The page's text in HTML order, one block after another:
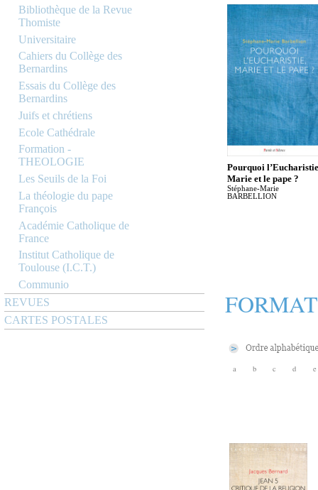
Bibliothèque de la Revue
Thomiste
Universitaire
Cahiers du Collège des
Bernardins
Essais du Collège des
Bernardins
Juifs et chrétiens
Ecole Cathédrale
Formation -
THEOLOGIE
Les Seuils de la Foi
La théologie du pape
François
Académie Catholique de
France
Institut Catholique de
Toulouse (I.C.T.)
Communio
REVUES
CARTES POSTALES
Pourquoi
Marie et le pape ?
Stéphane-Marie
BARBELLION
a b c d e